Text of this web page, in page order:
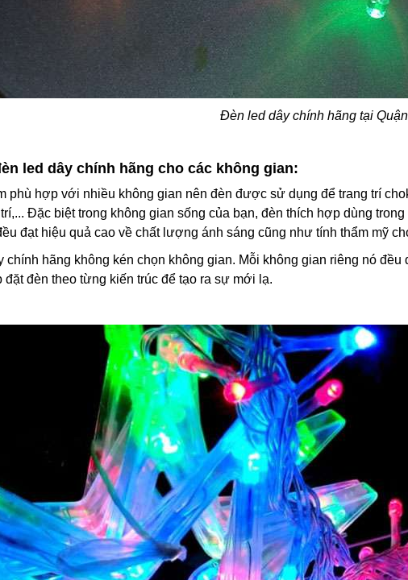
Đèn led dây chính hãng tại
led dây chính hãng cho các không gian:
phù hợp với nhiều không gian nên đèn được sử dụng để trang trí
Đặc biệt trong không gian sống của bạn, đèn thích hợp dùng
đạt hiệu quả cao về chất lượng ánh sáng cũng như tính thẩm mỹ
chính hãng không kén chọn không gian. Mỗi không gian riêng nó
đặt đèn theo từng kiến trúc để tạo ra sự mới lạ.